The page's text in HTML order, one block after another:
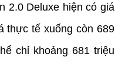
2.0 Deluxe hiện có giá
thực tế xuống còn 689
chỉ khoảng 681 triệu